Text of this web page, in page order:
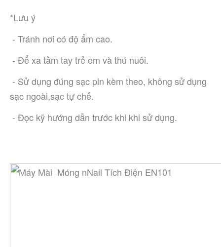
*Lưu ý
- Tránh nơi có độ ẩm cao.
- Để xa tầm tay trẻ em và thú nuôi.
sạc ngoài,sạc tự chế.
- Đọc kỹ hướng dẫn trước khi khi sử dụng.